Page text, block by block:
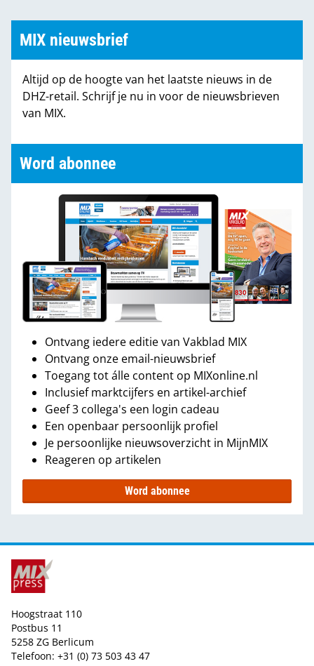
MIX nieuwsbrief
Altijd op de hoogte van het laatste nieuws in de
DHZ-retail. Schrijf je nu in voor de nieuwsbrieven
van MIX.
Word abonnee
Ontvang iedere editie van Vakblad MIX
Ontvang onze email-nieuwsbrief
Toegang tot álle content op MIXonline.nl
Inclusief marktcijfers en artikel-archief
Geef 3 collega's een login cadeau
Een openbaar persoonlijk profiel
Je persoonlijke nieuwsoverzicht in MijnMIX
Reageren op artikelen
Word abonnee
Hoogstraat 110
Postbus 11
5258 ZG Berlicum
Telefoon: +31 (0) 73 503 43 47